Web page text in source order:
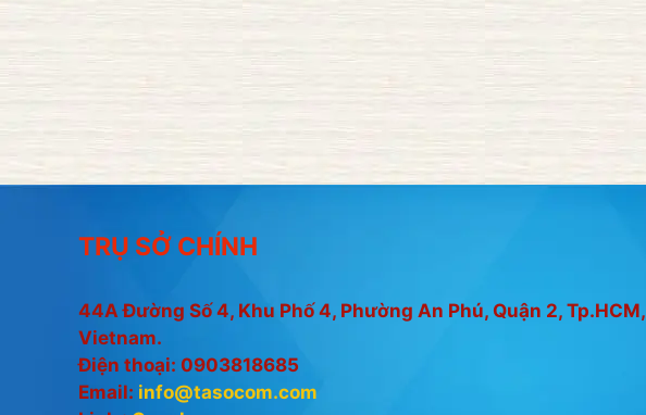
TRỤ SỞ CHÍNH
44A Đường Số 4, Khu Phố 4, Phường An Phú, Quận 2, Tp.HCM,
Vietnam.
Điện thoại: 0903818685
Email: info@tasocom.com